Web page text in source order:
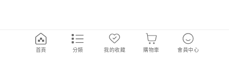
首頁 分類 我的收藏 購物車 會員中心